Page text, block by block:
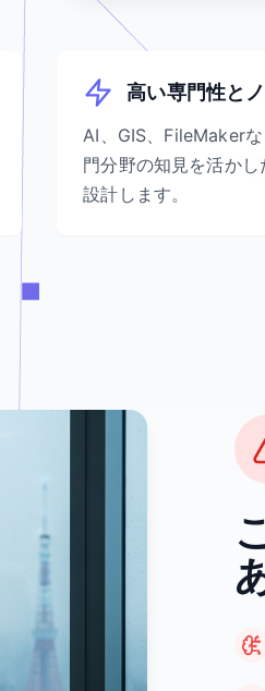
高い専門性と
AI、GIS、FileMaker
門分野の知見を活かし
設計します。